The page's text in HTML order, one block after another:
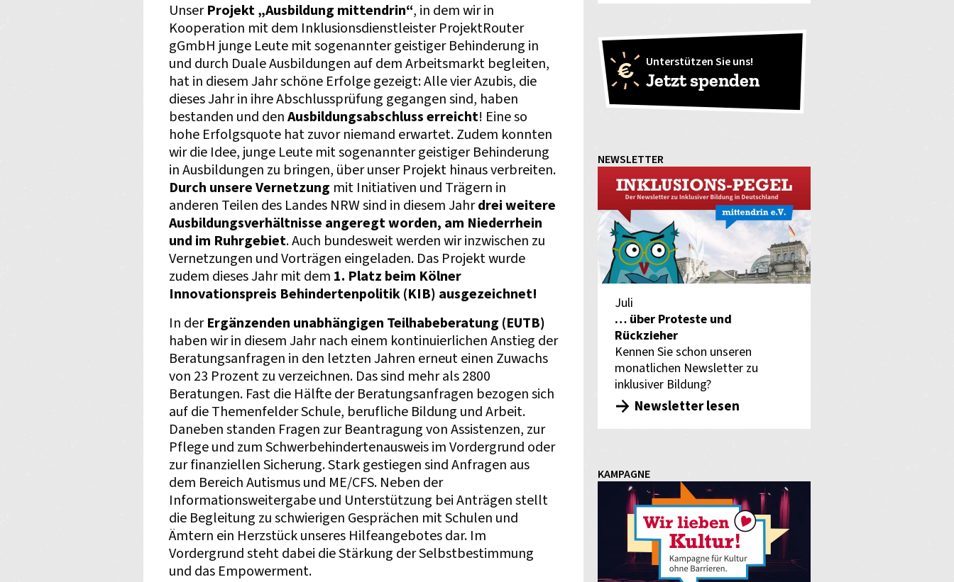
UnserProjekt „Ausbildung mittendrin“, in dem wir in
Kooperation mit dem Inklusionsdienstleister ProjektRouter
gGmbH junge Leute mit sogenannter geistiger Behinderung in
und durch Duale Ausbildungen auf dem Arbeitsmarkt begleiten,
hat in diesem Jahr schöne Erfolge gezeigt: Alle vier Azubis, die
dieses Jahr in ihre Abschlussprüfung gegangen sind, haben
bestanden und denAusbildungsabschluss erreicht! Eine so
hohe Erfolgsquote hat zuvor niemand erwartet. Zudem konnten
wir die Idee, junge Leute mit sogenannter geistiger Behinderung
in Ausbildungen zu bringen, über unser Projekt hinaus verbreiten.
Durch unsere Vernetzung mit Initiativen und Trägern in
anderen Teilen des Landes NRW sind in diesem Jahrdrei weitere
Ausbildungsverhältnisse angeregt worden, am Niederrhein
und im Ruhrgebiet. Auch bundesweit werden wir inzwischen zu
Vernetzungen und Vorträgen eingeladen. Das Projekt wurde
zudem dieses Jahr mit dem 1. Platz beim Kölner
Innovationspreis Behindertenpolitik (KIB) ausgezeichnet!
In derErgänzenden unabhängigen Teilhabeberatung (EUTB)
haben wir in diesem Jahr nach einem kontinuierlichen Anstieg der
Beratungsanfragen in den letzten Jahren erneut einen Zuwachs
von 23 Prozent zu verzeichnen. Das sind mehr als 2800
Beratungen. Fast die Hälfte der Beratungsanfragen bezogen sich
auf die Themenfelder Schule, berufliche Bildung und Arbeit.
Daneben standen Fragen zur Beantragung von Assistenzen, zur
Pflege und zum Schwerbehindertenausweis im Vordergrund oder
zur finanziellen Sicherung. Stark gestiegen sind Anfragen aus
dem Bereich Autismus und ME/CFS. Neben der
Informationsweitergabe und Unterstützung bei Anträgen stellt
die Begleitung zu schwierigen Gesprächen mit Schulen und
Ämtern ein Herzstück unseres Hilfeangebotes dar. Im
Vordergrund steht dabei die Stärkung der Selbstbestimmung
und das Empowerment.
Unterstützen Sie uns!
Jetzt spenden
NEWSLETTER
Juli
… über Proteste und
Rückzieher
Kennen Sie schon unseren
monatlichen Newsletter zu
inklusiver Bildung?
Newsletter lesen
KAMPAGNE